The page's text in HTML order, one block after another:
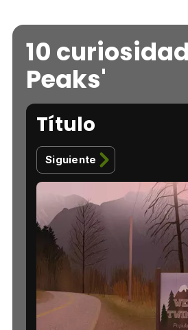
10
Peaks'
Título
Siguiente